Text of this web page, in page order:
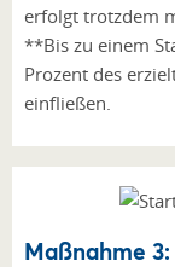
erfolgt trotzdem
**Bis zu einem
Prozent des
einfließen.
Maßnahme